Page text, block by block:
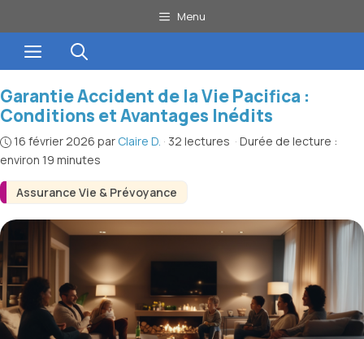
au
contenu
Menu
Menu
Assurance Vie & Prévoyance
Garantie Accident de la Vie Pacifica :
Conditions et Avantages Inédits
16 février 2026 par Claire D. · 32 lectures · Durée de lecture :
environ 19 minutes